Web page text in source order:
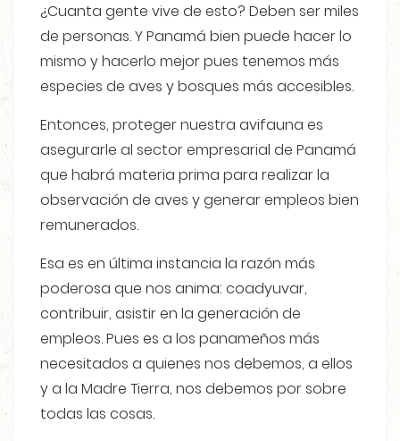
¿Cuanta gente vive de esto? Deben ser miles
de personas. Y Panamá bien puede hacer lo
mismo y hacerlo mejor pues tenemos más
especies de aves y bosques más accesibles.
Entonces, proteger nuestra avifauna es
asegurarle al sector empresarial de Panamá
que habrá materia prima para realizar la
observación de aves y generar empleos bien
remunerados.
Esa es en última instancia la razón más
poderosa que nos anima: coadyuvar,
contribuir, asistir en la generación de
empleos. Pues es a los panameños más
necesitados a quienes nos debemos, a ellos
y a la Madre Tierra, nos debemos por sobre
todas las cosas.